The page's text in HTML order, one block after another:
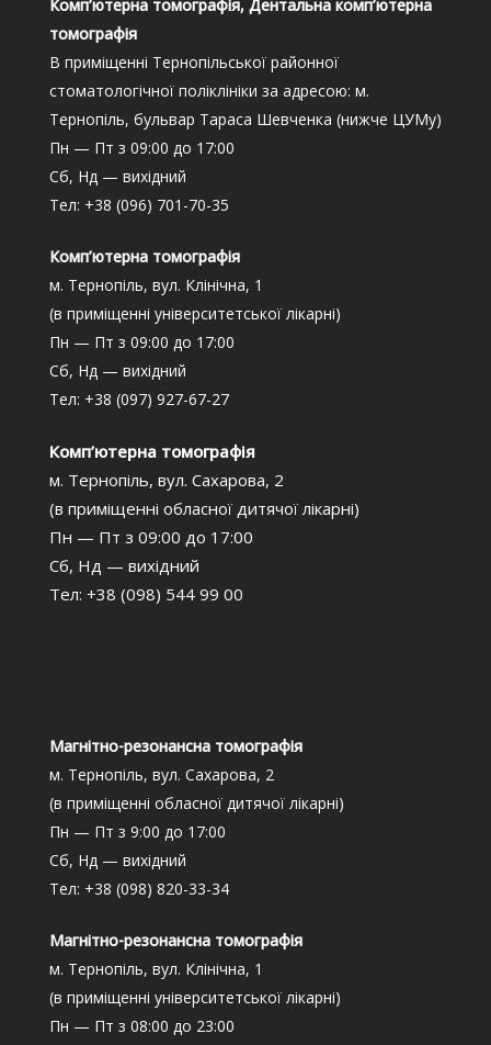
Комп’ютерна томографія, Дентальна комп’ютерна
томографія
В приміщенні Тернопільської районної
стоматологічної поліклініки за адресою: м.
Тернопіль, бульвар Тараса Шевченка (нижче ЦУМу)
Пн — Пт з 09:00 до 17:00
Сб, Нд — вихідний
Тел: +38 (096) 701-70-35
Комп’ютерна томографія
м. Тернопіль, вул. Клінічна, 1
(в приміщенні університетської лікарні)
Пн — Пт з 09:00 до 17:00
Сб, Нд — вихідний
Тел: +38 (097) 927-67-27
Комп’ютерна томографія
м. Тернопіль, вул. Сахарова, 2
(в приміщенні обласної дитячої лікарні)
Пн — Пт з 09:00 до 17:00
Сб, Нд — вихідний
Тел: +38 (098) 544 99 00
Магнітно-резонансна томографія
м. Тернопіль, вул. Сахарова, 2
(в приміщенні обласної дитячої лікарні)
Пн — Пт з 9:00 до 17:00
Сб, Нд — вихідний
Тел: +38 (098) 820-33-34
Магнітно-резонансна томографія
м. Тернопіль, вул. Клінічна, 1
(в приміщенні університетської лікарні)
Пн — Пт з 08:00 до 23:00